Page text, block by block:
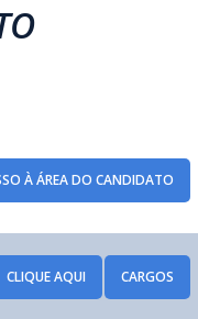
À ÁREA DO CANDIDATO
CARGOS
CLIQUE AQUI